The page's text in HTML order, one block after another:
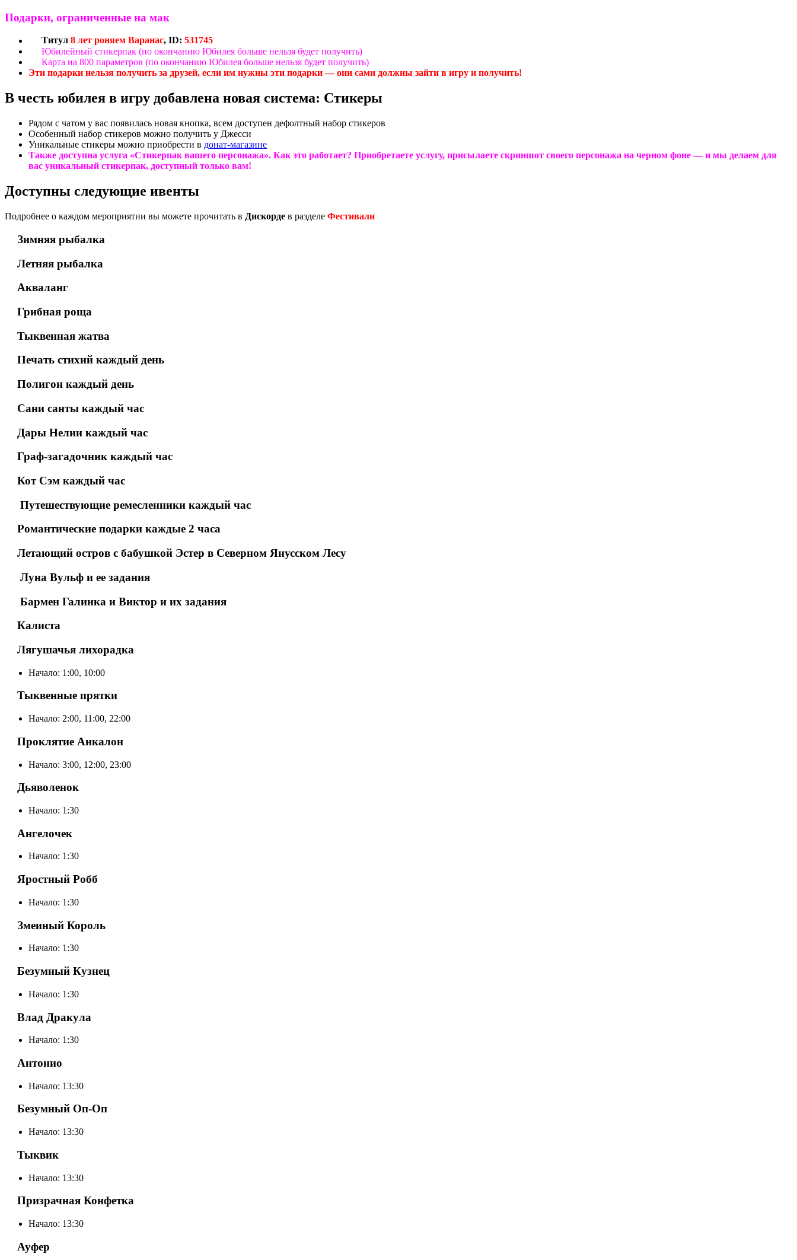
Подарки, ограниченные на мак
Титул 8 лет роняем Варанас, ID: 531745
Юбилейный стикерпак (по окончанию Юбилея больше нельзя будет получить)
Карта на 800 параметров (по окончанию Юбилея больше нельзя будет получить)
Эти подарки нельзя получить за друзей, если им нужны эти подарки — они сами должны зайти в игру и получить!
В честь юбилея в игру добавлена новая система: Стикеры
Рядом с чатом у вас появилась новая кнопка, всем доступен дефолтный набор стикеров
Особенный набор стикеров можно получить у Джесси
Уникальные стикеры можно приобрести в донат-магазине
Также доступна услуга «Стикерпак вашего персонажа». Как это работает? Приобретаете услугу, присылаете скриншот своего персонажа на черном фоне — и мы делаем для
вас уникальный стикерпак, доступный только вам!
Доступны следующие ивенты
Подробнее о каждом мероприятии вы можете прочитать в Дискорде в разделе Фестивали
Зимняя рыбалка
Летняя рыбалка
Акваланг
Грибная роща
Тыквенная жатва
Печать стихий каждый день
Полигон каждый день
Сани санты каждый час
Дары Нелии каждый час
Граф-загадочник каждый час
Кот Сэм каждый час
Путешествующие ремесленники каждый час
Романтические подарки каждые 2 часа
Летающий остров с бабушкой Эстер в Северном Янусском Лесу
Луна Вульф и ее задания
Бармен Галинка и Виктор и их задания
Калиста
Лягушачья лихорадка
Начало: 1:00, 10:00
Тыквенные прятки
Начало: 2:00, 11:00, 22:00
Проклятие Анкалон
Начало: 3:00, 12:00, 23:00
Дьяволенок
Начало: 1:30
Ангелочек
Начало: 1:30
Яростный Робб
Начало: 1:30
Змеиный Король
Начало: 1:30
Безумный Кузнец
Начало: 1:30
Влад Дракула
Начало: 1:30
Антонио
Начало: 13:30
Безумный Оп-Оп
Начало: 13:30
Тыквик
Начало: 13:30
Призрачная Конфетка
Начало: 13:30
Ауфер